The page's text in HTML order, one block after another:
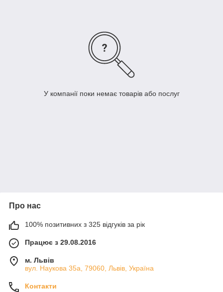
У компанії поки немає товарів або послуг
Про нас
100% позитивних з 325 відгуків за рік
Працює з 29.08.2016
м. Львів
вул. Наукова 35а, 79060, Львів, Україна
Контакти